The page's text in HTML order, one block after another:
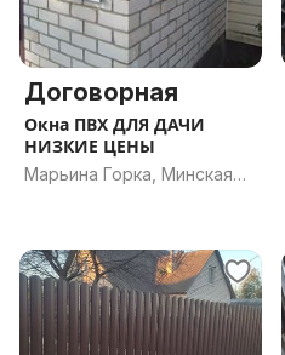
Договорная
Окна ПВХ ДЛЯ ДАЧИ
НИЗКИЕ ЦЕНЫ
Марьина Горка, Минская